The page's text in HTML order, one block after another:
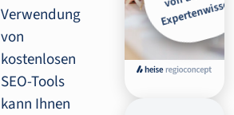
Verwendung
von
kostenlosen
SEO-Tools
kann Ihnen